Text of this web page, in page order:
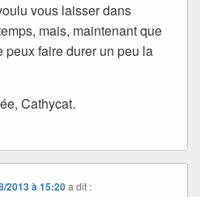
vous laisser dans
mais, maintenant que
peux faire durer un peu la
Cathycat.
2013 à 15:20 a dit :